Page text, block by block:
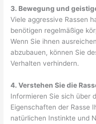
3. Bewegung und
Viele aggressive Rassen
benötigen regelmäßige
Wenn Sie ihnen
abzubauen, können Sie
Verhalten verhindern.
4. Verstehen Sie die
Informieren Sie sich über
Eigenschaften der Rasse
natürlichen Instinkte und